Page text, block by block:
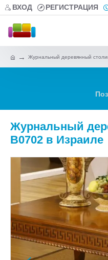
ВХОД РЕГИСТРАЦИЯ
Журнальный деревянный
Журнальный
B0702 в Израиле